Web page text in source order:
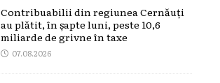
Contribuabilii din regiunea Cernăuți
au plătit, în șapte luni, peste 10,6
miliarde de grivne în taxe
07.08.2026